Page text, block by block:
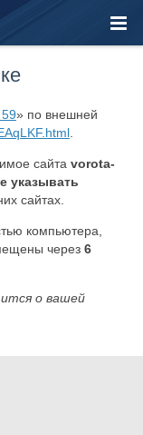
» по внешней
сайта vorota-
указывать
сайтах.
компьютера,
через 6
о вашей